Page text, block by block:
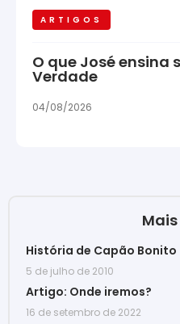
ARTIGOS
O que José ensina
Verdade
04/08/2026
História de Capão Bonito
5 de julho de 2010
Artigo: Onde iremos?
16 de setembro de 2022